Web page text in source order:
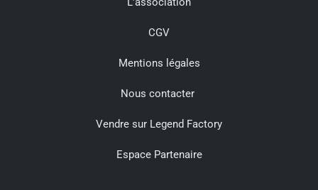
CGV
Mentions légales
Nous contacter
Vendre sur Legend Factory
Espace Partenaire